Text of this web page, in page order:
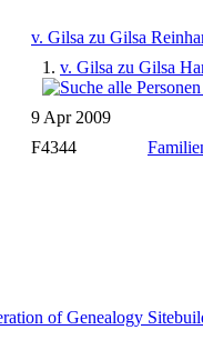
v. Gilsa zu Gilsa
1. v. Gilsa zu Gilsa
9 Apr 2009
F4344
of Genealogy